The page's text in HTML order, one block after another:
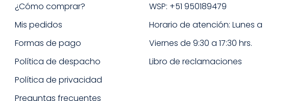
¿Cómo comprar?
Mis pedidos
Formas de pago
Política de despacho
Política de privacidad
Preguntas frecuentes
WSP: +51 950189479
Horario de atención: Lunes a
Viernes de 9:30 a 17:30 hrs.
Libro de reclamaciones